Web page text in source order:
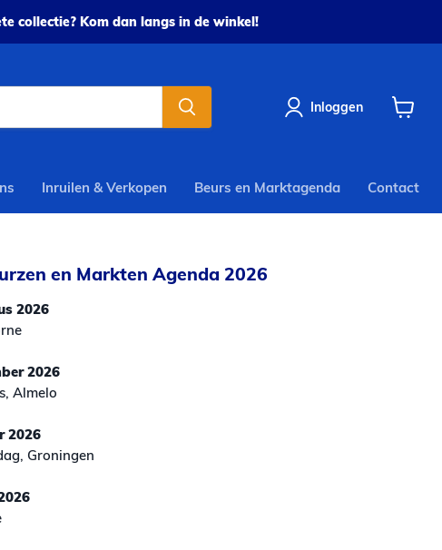
collectie? Kom dan langs in de winkel!
Inloggen
Inruilen & Verkopen Beurs en Marktagenda Contact
en Markten Agenda 2026
2026
2026
Almelo
2026
Groningen